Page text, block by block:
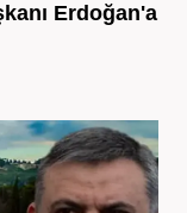
Erdoğan'a